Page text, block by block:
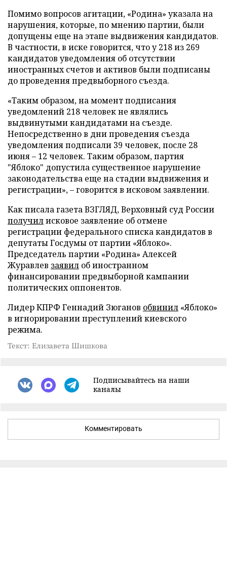
Помимо вопросов агитации, «Родина» указала на
нарушения, которые, по мнению партии, были
допущены еще на этапе выдвижения кандидатов.
В частности, в иске говорится, что у 218 из 269
кандидатов уведомления об отсутствии
иностранных счетов и активов были подписаны
до проведения предвыборного съезда.
«Таким образом, на момент подписания
уведомлений 218 человек не являлись
выдвинутыми кандидатами на съезде.
Непосредственно в дни проведения съезда
уведомления подписали 39 человек, после 28
июня – 12 человек. Таким образом, партия
"Яблоко" допустила существенное нарушение
законодательства еще на стадии выдвижения и
регистрации», – говорится в исковом заявлении.
Как писала газета ВЗГЛЯД, Верховный суд России
получилисковое заявление об отмене
регистрации федерального списка кандидатов в
депутаты Госдумы от партии «Яблоко».
Председатель партии «Родина» Алексей
Журавлев заявил об иностранном
финансировании предвыборной кампании
политических оппонентов.
Лидер КПРФ Геннадий Зюганов обвинил «Яблоко»
в игнорировании преступлений киевского
режима.
Текст: Елизавета Шишкова
Подписывайтесь на наши
каналы
Комментировать